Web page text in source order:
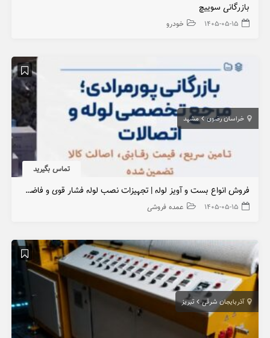
بازرگانی سوییچ
۱۴۰۵-۰۵-۱۵ خودرو
خراسان رضوی مشهد
تماس بگیرید
فروش انواع بست و آویز لوله | تجهیزات نصب لوله فشار قوی و فاضلابی | بازرگانی پورمرادی
۱۴۰۵-۰۵-۱۵ عمده فروشی
آذربایجان شرقی تبریز